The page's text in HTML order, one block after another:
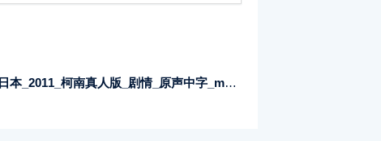
日本_2011_柯南真人版_剧情_原声中字_mkv_共23G_是电影和电视的合集